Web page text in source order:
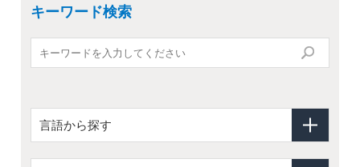
キーワード検索
言語から探す